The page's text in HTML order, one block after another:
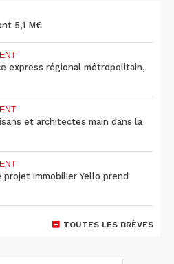
5,1 M€
express régional métropolitain,
et architectes main dans la
projet immobilier Yello prend
TOUTES LES BRÈVES